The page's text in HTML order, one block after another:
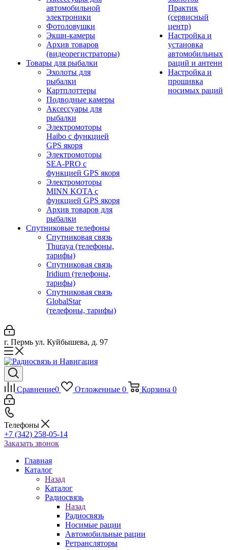
автомобильной
электроники
Фотоловушки
Экшн-камеры
Архив товаров
(видеорегистраторы)
Товары для рыбалки
Эхолоты для
рыбалки
Картплоттеры
Подводные камеры
Аксессуары для
рыбалки
Электромоторы
Haibo с функцией
GPS якоря
Электромоторы
SEA-PRO с
функцией GPS якоря
Электромоторы
MINN KOTA с
функцией GPS якоря
Архив товаров для
рыбалки
Спутниковые телефоны
Спутниковая связь
Thuraya (телефоны,
тарифы)
Спутниковая связь
Iridium (телефоны,
тарифы)
Спутниковая связь
GlobalStar
(телефоны, тарифы)
Практик
(сервисный
центр)
Настройка и
установка
автомобильных
раций и антенн
Настройка и
прошивка
носимых раций
г. Пермь ул. Куйбышева, д. 97
Сравнение0 Отложенные 0 Корзина 0
Телефоны
+7 (342) 258-05-14
Заказать звонок
Главная
Каталог
Назад
Каталог
Радиосвязь
Назад
Радиосвязь
Носимые рации
Автомобильные рации
Ретрансляторы